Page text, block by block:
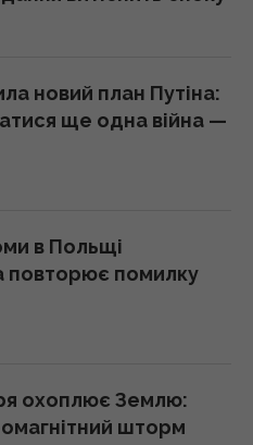
номера, а
синоптики
про обмеження
народження у
новий план Путіна:
ще одна війна —
в Польщі
повторює помилку
охоплює Землю:
шторм